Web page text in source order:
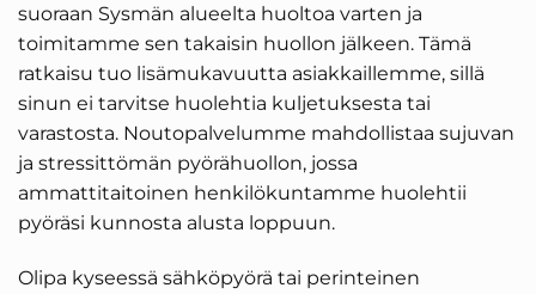
suoraan Sysmän alueelta huoltoa varten ja
toimitamme sen takaisin huollon jälkeen. Tämä
ratkaisu tuo lisämukavuutta asiakkaillemme, sillä
sinun ei tarvitse huolehtia kuljetuksesta tai
varastosta. Noutopalvelumme mahdollistaa sujuvan
ja stressittömän pyörähuollon, jossa
ammattitaitoinen henkilökuntamme huolehtii
pyöräsi kunnosta alusta loppuun.
Olipa kyseessä sähköpyörä tai perinteinen